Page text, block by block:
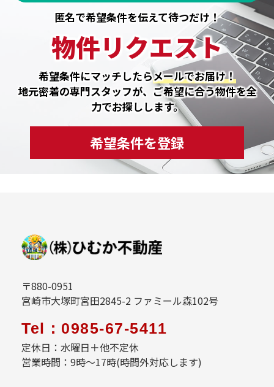
匿名で希望条件を伝えて待つだけ！
物件リクエスト
希望条件にマッチしたらメールでお届け！
地元密着の専門スタッフが、ご希望に合う物件を全
力でお探しします。
希望条件を登録
〒880-0951
宮崎市大塚町宮田2845-2 ファミール森102号
Tel：0985-67-5411
定休日：水曜日＋他不定休
営業時間：9時～17時(時間外対応します)